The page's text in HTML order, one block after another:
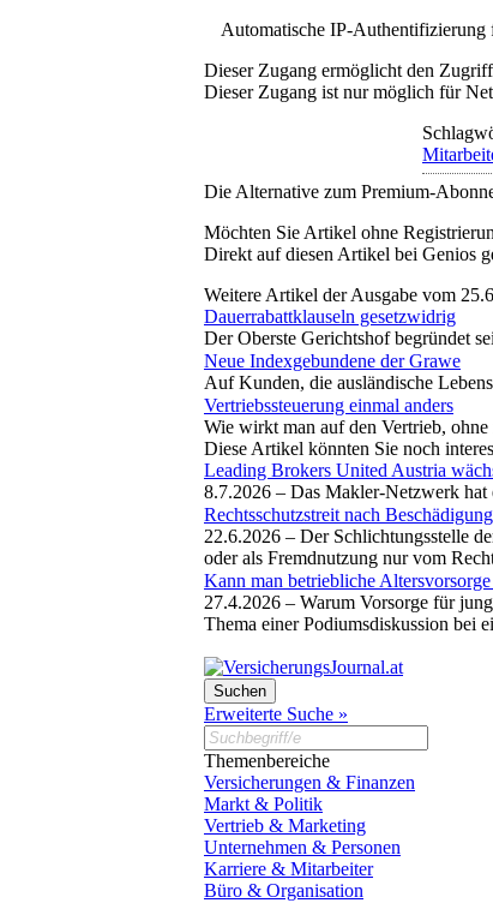
Automatische IP-Authentifizierung
Dieser Zugang ermöglicht den
Dieser Zugang ist nur möglich für
Die Alternative zum Premium-
Möchten Sie Artikel ohne
Direkt auf diesen Artikel bei Genios
Weitere Artikel der Ausgabe vom
Dauerrabattklauseln gesetzwidrig
Der Oberste Gerichtshof begründet
Neue Indexgebundene der Grawe
Auf Kunden, die ausländische
Vertriebssteuerung einmal anders
Wie wirkt man auf den Vertrieb,
Diese Artikel könnten Sie noch
Leading Brokers United Austria
8.7.2026 – Das Makler-Netzwerk hat
Rechtsschutzstreit nach
22.6.2026 – Der Schlichtungsstelle
oder als Fremdnutzung nur vom
Kann man betriebliche Altersvorsorge
27.4.2026 – Warum Vorsorge für
Thema einer Podiumsdiskussion bei
Erweiterte Suche »
Themenbereiche
Versicherungen & Finanzen
Markt & Politik
Vertrieb & Marketing
Unternehmen & Personen
Karriere & Mitarbeiter
Büro & Organisation